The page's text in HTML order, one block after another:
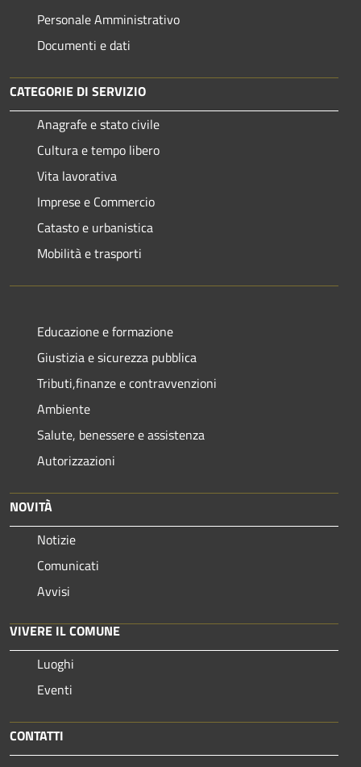
Personale Amministrativo
Documenti e dati
CATEGORIE DI SERVIZIO
Anagrafe e stato civile
Cultura e tempo libero
Vita lavorativa
Imprese e Commercio
Catasto e urbanistica
Mobilità e trasporti
Educazione e formazione
Giustizia e sicurezza pubblica
Tributi,finanze e contravvenzioni
Ambiente
Salute, benessere e assistenza
Autorizzazioni
NOVITÀ
Notizie
Comunicati
Avvisi
VIVERE IL COMUNE
Luoghi
Eventi
CONTATTI